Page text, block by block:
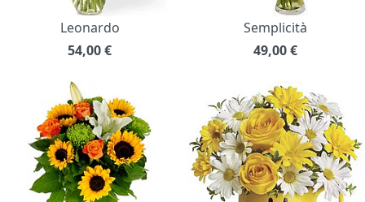
Leonardo
54,00€
Semplicità
49,00€